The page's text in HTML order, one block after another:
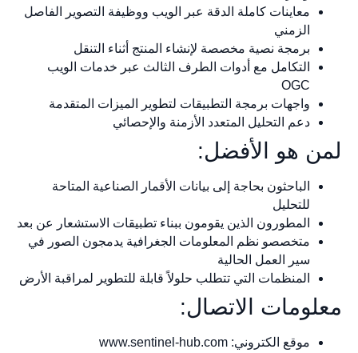
معاينات كاملة الدقة عبر الويب ووظيفة التصوير الفاصل
الزمني
برمجة نصية مخصصة لإنشاء المنتج أثناء التنقل
التكامل مع أدوات الطرف الثالث عبر خدمات الويب
OGC
واجهات برمجة التطبيقات لتطوير الميزات المتقدمة
دعم التحليل المتعدد الأزمنة والإحصائي
لمن هو الأفضل:
الباحثون بحاجة إلى بيانات الأقمار الصناعية المتاحة
للتحليل
المطورون الذين يقومون ببناء تطبيقات الاستشعار عن بعد
متخصصو نظم المعلومات الجغرافية يدمجون الصور في
سير العمل الحالية
المنظمات التي تتطلب حلولاً قابلة للتطوير لمراقبة الأرض
معلومات الاتصال:
موقع الكتروني: www.sentinel-hub.com